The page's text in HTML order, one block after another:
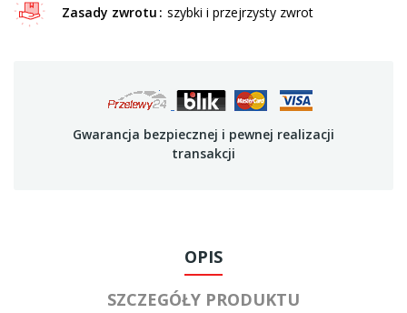
Zasady zwrotu szybki i przejrzysty zwrot
Gwarancja bezpiecznej i pewnej realizacji
transakcji
OPIS
SZCZEGÓŁY PRODUKTU